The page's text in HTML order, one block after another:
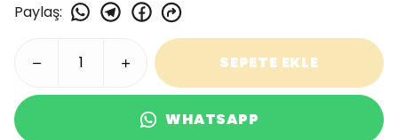
Paylaş:
SEPETE EKLE
WHATSAPP